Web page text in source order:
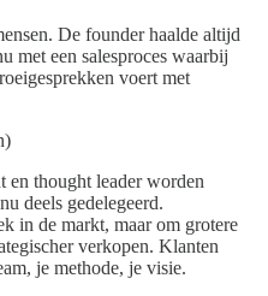
De founder haalde altijd
met een salesproces waarbij
voert met
en thought leader worden
deels gedelegeerd.
in de markt, maar om grotere
verkopen. Klanten
je methode, je visie.